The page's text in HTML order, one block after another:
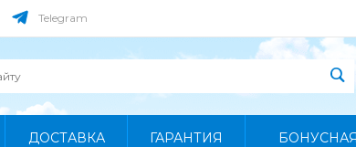
Telegram
ДОСТАВКА ГАРАНТИЯ